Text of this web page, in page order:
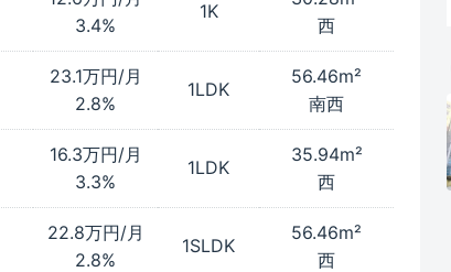
3.4%
1K
西
23.1万円/月
2.8%
1LDK
56.46m²
南西
16.3万円/月
3.3%
1LDK
35.94m²
西
22.8万円/月
2.8%
1SLDK
56.46m²
西